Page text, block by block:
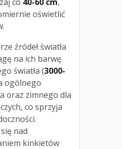
oświetlić
źródeł światła
na ich barwę.
światła (3000-
ogólnego
oraz zimnego dla
co sprzyja
nad
kinkietów